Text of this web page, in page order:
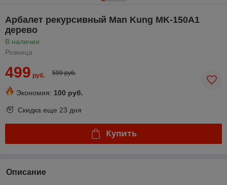
Арбалет рекурсивный Man Kung MK-150A1
дерево
В наличии
Розница
499 руб. 599 руб.
Экономия: 100 руб.
Скидка еще 23 дня
Купить
Описание